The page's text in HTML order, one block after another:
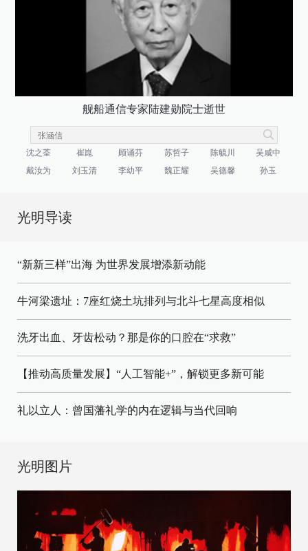
舰船通信专家陆建勋院士逝世
沈之荃 崔崑 顾诵芬 苏哲子 陈毓川
吴咸中
戴汝为
刘玉清 李幼平 魏正耀 吴德馨 孙玉
光明导读
“新新三样”出海 为世界发展增添新动能
牛河梁遗址：7座红烧土坑排列与北斗七星高度相似
洗牙出血、牙齿松动？那是你的口腔在“求救”
【推动高质量发展】“人工智能+”，解锁更多新可能
礼以立人：曾国藩礼学的内在逻辑与当代回响
光明图片